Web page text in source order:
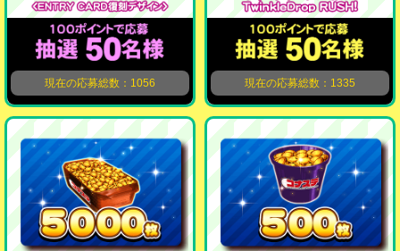
現在の応募総数：1056 現在の応募総数：1335